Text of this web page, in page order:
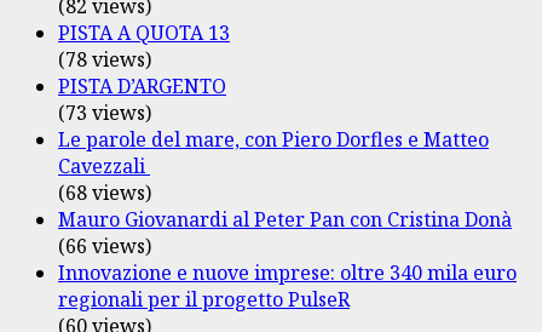
(82 views)
PISTA A QUOTA 13
(78 views)
PISTA D’ARGENTO
(73 views)
Le parole del mare, con Piero Dorfles e Matteo
Cavezzali
(68 views)
Mauro Giovanardi al Peter Pan con Cristina Donà
(66 views)
Innovazione e nuove imprese: oltre 340 mila euro
regionali per il progetto PulseR
(60 views)